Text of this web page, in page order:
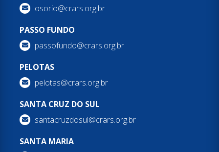
osorio@crars.org.br
PASSO FUNDO
passofundo@crars.org.br
PELOTAS
pelotas@crars.org.br
SANTA CRUZ DO SUL
santacruzdosul@crars.org.br
SANTA MARIA